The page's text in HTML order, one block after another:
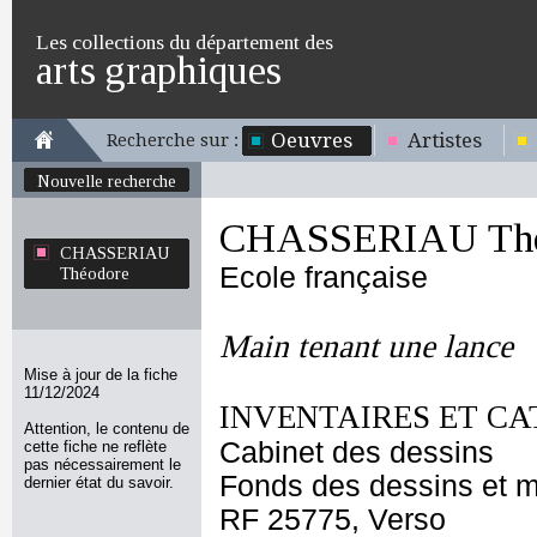
Les collections du département des
arts graphiques
Recherche sur : Oeuvres Artistes
Nouvelle recherche
CHASSERIAU
Théodore
Mise à jour de la fiche
11/12/2024
Attention, le contenu de
cette fiche ne reflète
pas nécessairement le
dernier état du savoir.
CHASSERIAU
Ecole française
Main tenant une lance
INVENTAIRES ET
Cabinet des dessins
Fonds des dessins et
RF 25775, Verso